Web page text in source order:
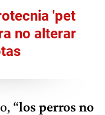
'pet
no alterar
“los perros no